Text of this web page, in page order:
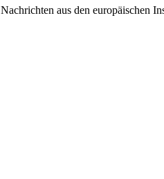
aus den europäischen